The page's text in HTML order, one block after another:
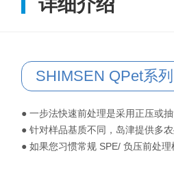
详细介绍
SHIMSEN QPet系列
● 一步法快速前处理是采用正压或
● 针对样品基质不同，岛津提供多
● 如果您习惯常规 SPE/ 负压前处